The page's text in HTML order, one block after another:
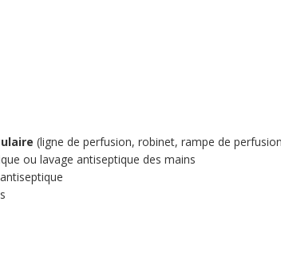
(ligne de perfusion, robinet, rampe de
ou lavage antiseptique des mains